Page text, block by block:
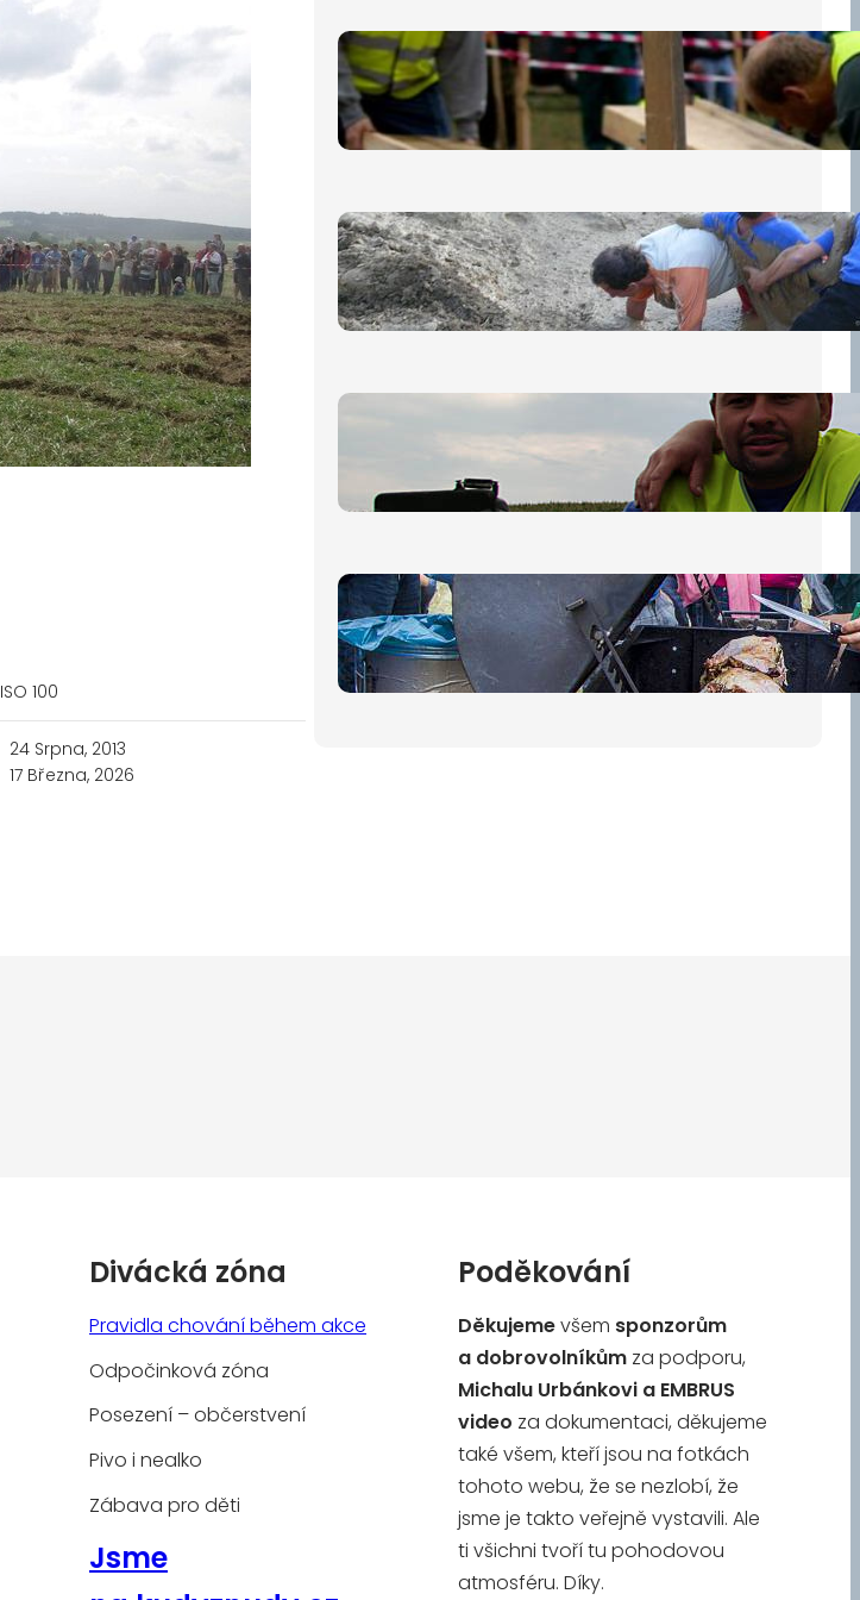
ISO 100
24 Srpna, 2013
17 Března, 2026
Nová pravidla pro účastníky
13 července, 2026
„Prase za prase“: Kdo doběhne
první, vyhraje!
30 června, 2026
Bezpečnost na prvním místě
15 května, 2026
Pro diváky
30 dubna, 2026
Divácká zóna
Pravidla chování během akce
Odpočinková zóna
Posezení – občerstvení
Pivo i nealko
Zábava pro děti
Jsme
Poděkování
Děkujemevšem sponzorům
a dobrovolníkům za podporu,
Michalu Urbánkovi a EMBRUS
video za dokumentaci, děkujeme
také všem, kteří jsou na fotkách
tohoto webu, že se nezlobí, že
jsme je takto veřejně vystavili. Ale
ti všichni tvoří tu pohodovou
atmosféru. Díky.